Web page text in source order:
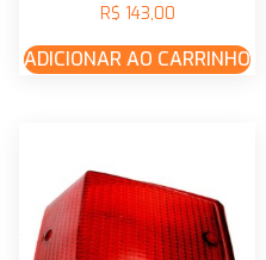
R$ 143,00
ADICIONAR AO CARRINHO